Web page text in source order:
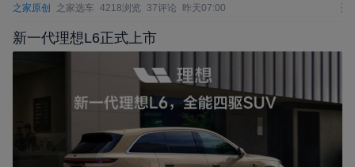
之家原创 之家选车 4218浏览 37评论 昨天07:00
新一代理想L6正式上市